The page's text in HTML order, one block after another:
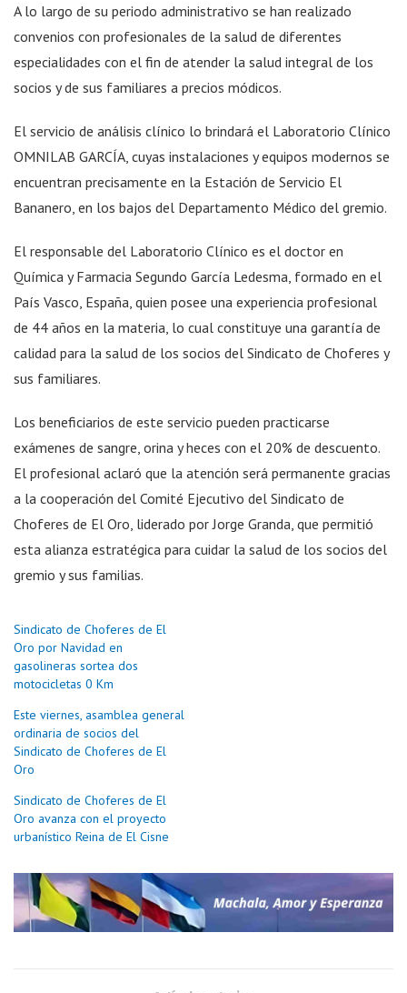
A lo largo de su periodo administrativo se han realizado
convenios con profesionales de la salud de diferentes
especialidades con el fin de atender la salud integral de los
socios y de sus familiares a precios módicos.
El servicio de análisis clínico lo brindará el Laboratorio Clínico
OMNILAB GARCÍA, cuyas instalaciones y equipos modernos se
encuentran precisamente en la Estación de Servicio El
Bananero, en los bajos del Departamento Médico del gremio.
El responsable del Laboratorio Clínico es el doctor en
Química y Farmacia Segundo García Ledesma, formado en el
País Vasco, España, quien posee una experiencia profesional
de 44 años en la materia, lo cual constituye una garantía de
calidad para la salud de los socios del Sindicato de Choferes y
sus familiares.
Los beneficiarios de este servicio pueden practicarse
exámenes de sangre, orina y heces con el 20% de descuento.
El profesional aclaró que la atención será permanente gracias
a la cooperación del Comité Ejecutivo del Sindicato de
Choferes de El Oro, liderado por Jorge Granda, que permitió
esta alianza estratégica para cuidar la salud de los socios del
gremio y sus familias.
Sindicato de Choferes de El
Oro por Navidad en
gasolineras sortea dos
motocicletas 0 Km
Este viernes, asamblea general
ordinaria de socios del
Sindicato de Choferes de El
Oro
Sindicato de Choferes de El
Oro avanza con el proyecto
urbanístico Reina de El Cisne